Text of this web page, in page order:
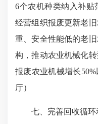
6个农机种类纳入补贴
经营组织报废更新老
重、安全性能低的老
构，推动农业机械化
报废农业机械增长
厅）
七、完善回收循环